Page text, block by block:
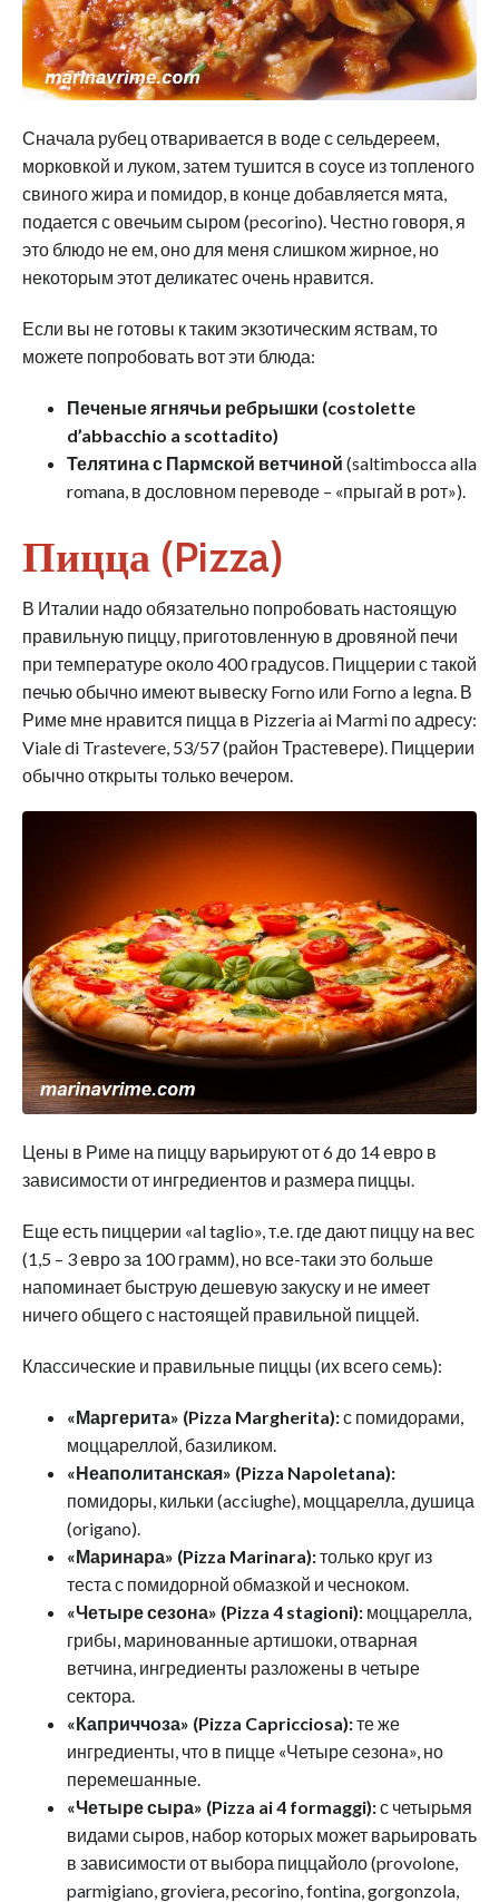
Сначала рубец отваривается в воде с сельдереем,
морковкой и луком, затем тушится в соусе из топленого
свиного жира и помидор, в конце добавляется мята,
подается с овечьим сыром (pecorino). Честно говоря, я
это блюдо не ем, оно для меня слишком жирное, но
некоторым этот деликатес очень нравится.
Если вы не готовы к таким экзотическим яствам, то
можете попробовать вот эти блюда:
Печеные ягнячьи ребрышки (costolette
d’abbacchio a scottadito)
Телятина с Пармской ветчиной (saltimbocca alla
romana, в дословном переводе – «прыгай в рот»).
Пицца (Pizza)
В Италии надо обязательно попробовать настоящую
правильную пиццу, приготовленную в дровяной печи
при температуре около 400 градусов. Пиццерии с такой
печью обычно имеют вывеску Forno или Forno a legna. В
Риме мне нравится пицца в Pizzeria ai Marmi по адресу:
Viale di Trastevere, 53/57 (район Трастевере). Пиццерии
обычно открыты только вечером.
Цены в Риме на пиццу варьируют от 6 до 14 евро в
зависимости от ингредиентов и размера пиццы.
Еще есть пиццерии «al taglio», т.е. где дают пиццу на вес
(1,5 – 3 евро за 100 грамм), но все-таки это больше
напоминает быструю дешевую закуску и не имеет
ничего общего с настоящей правильной пиццей.
Классические и правильные пиццы (их всего семь):
«Маргерита» (Pizza Margherita):с помидорами,
моццареллой, базиликом.
«Неаполитанская» (Pizza Napoletana):
помидоры, кильки (acciughe), моццарелла, душица
(origano).
«Маринара» (Pizza Marinara):только круг из
теста с помидорной обмазкой и чесноком.
«Четыре сезона» (Pizza 4 stagioni): моццарелла,
грибы, маринованные артишоки, отварная
ветчина, ингредиенты разложены в четыре
сектора.
«Каприччоза» (Pizza Capricciosa):те же
ингредиенты, что в пицце «Четыре сезона», но
перемешанные.
«Четыре сыра» (Pizza ai 4 formaggi):с четырьмя
видами сыров, набор которых может варьировать
в зависимости от выбора пиццайоло (provolone,
parmigiano, groviera, pecorino, fontina, gorgonzola,